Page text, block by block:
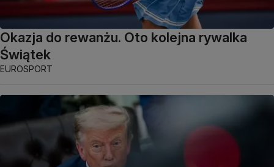
Okazja do rewanżu. Oto kolejna rywalka
Świątek
EUROSPORT